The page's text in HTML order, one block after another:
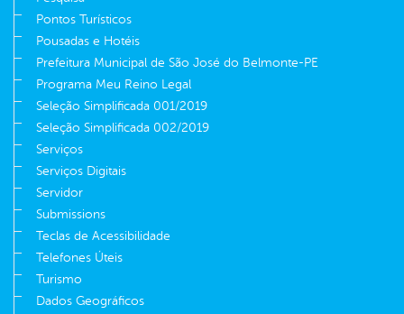
Pontos Turísticos
Pousadas e Hotéis
Prefeitura Municipal de São José do Belmonte-PE
Programa Meu Reino Legal
Seleção Simplificada 001/2019
Seleção Simplificada 002/2019
Serviços
Serviços Digitais
Servidor
Submissions
Teclas de Acessibilidade
Telefones Úteis
Turismo
Dados Geográficos